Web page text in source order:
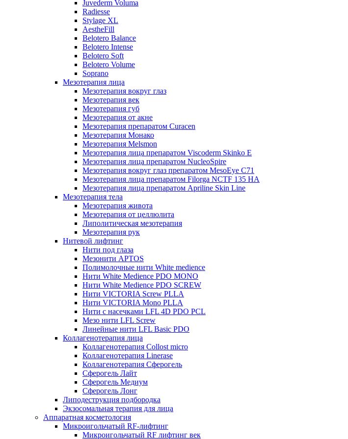
Juvederm Voluma
Radiesse
Stylage XL
AestheFill
Belotero Balance
Belotero Intense
Belotero Soft
Belotero Volume
Soprano
Мезотерапия лица
Мезотерапия вокруг глаз
Мезотерапия век
Мезотерапия губ
Мезотерапия от акне
Мезотерапия препаратом Curacen
Мезотерапия Монако
Мезотерапия Melsmon
Мезотерапия лица препаратом Viscoderm Skinko E
Мезотерапия лица препаратом NucleoSpire
Мезотерапия вокруг глаз препаратом MesoEye С71
Мезотерапия лица препаратом Filorga NCTF 135 HA
Мезотерапия лица препаратом Apriline Skin Line
Мезотерапия тела
Мезотерапия живота
Мезотерапия от целлюлита
Липолитическая мезотерапия
Мезотерапия рук
Нитевой лифтинг
Нити под глаза
Мезонити APTOS
Полимолочные нити White medience
Нити White Medience PDO MONO
Нити White Medience PDO SCREW
Нити VICTORIA Screw PLLA
Нити VICTORIA Mono PLLA
Нити с насечками LFL 4D PDO PCL
Мезо нити LFL Screw
Линейные нити LFL Basic PDO
Коллагенотерапия лица
Коллагенотерапия Collost micro
Коллагенотерапия Linerase
Коллагенотерапия Сферогель
Сферогель Лайт
Сферогель Медиум
Сферогель Лонг
Липодеструкция подбородка
Экзосомальная терапия для лица
Аппаратная косметология
Микроигольчатый RF-лифтинг
Микроигольчатый RF лифтинг век